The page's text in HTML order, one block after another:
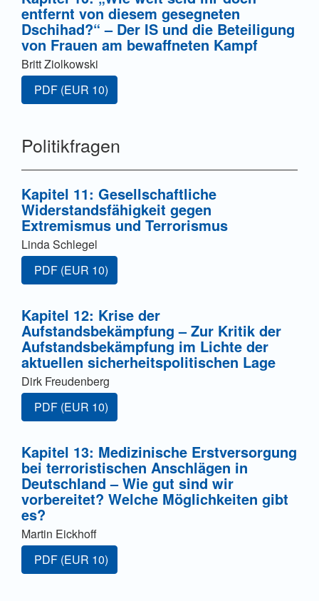
entfernt von diesem gesegneten
Dschihad?“ – Der IS und die Beteiligung
von Frauen am bewaffneten Kampf
Britt Ziolkowski
Zugang für Abonnent/innen oder durch Zahlung einer
PDF (EUR 10)
Politikfragen
Kapitel 11: Gesellschaftliche
Widerstandsfähigkeit gegen
Extremismus und Terrorismus
Linda Schlegel
Zugang für Abonnent/innen oder durch Zahlung einer
PDF (EUR 10)
Kapitel 12: Krise der
Aufstandsbekämpfung – Zur Kritik der
Aufstandsbekämpfung im Lichte der
aktuellen sicherheitspolitischen Lage
Dirk Freudenberg
Zugang für Abonnent/innen oder durch Zahlung einer
PDF (EUR 10)
Kapitel 13: Medizinische Erstversorgung
bei terroristischen Anschlägen in
Deutschland – Wie gut sind wir
vorbereitet? Welche Möglichkeiten gibt
es?
Martin Eickhoff
Zugang für Abonnent/innen oder durch Zahlung einer
PDF (EUR 10)